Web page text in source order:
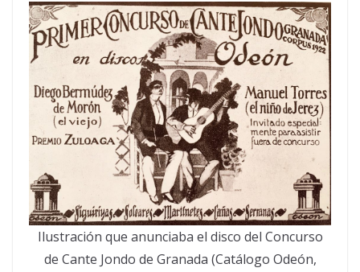
Ilustración que anunciaba el disco del Concurso
de Cante Jondo de Granada (Catálogo Odeón,